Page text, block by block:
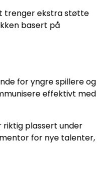
trenger ekstra støtte
basert på
for yngre spillere og
effektivt med
plassert under
for nye talenter,